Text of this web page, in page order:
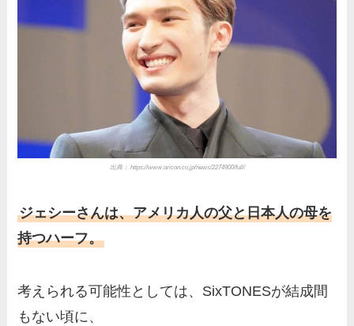
出典： https://www.oricon.co.jp/news/2274900/full/
ジェシーさんは、アメリカ人の父と日本人の母を
持つハーフ。
考えられる可能性としては、SixTONESが結成間
もない頃に、